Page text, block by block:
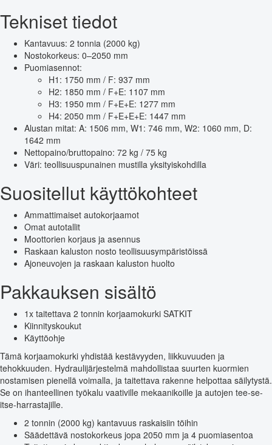
Tekniset tiedot
Kantavuus: 2 tonnia (2000 kg)
Nostokorkeus: 0–2050 mm
Puomiasennot:
H1: 1750 mm / F: 937 mm
H2: 1850 mm / F+E: 1107 mm
H3: 1950 mm / F+E+E: 1277 mm
H4: 2050 mm / F+E+E+E: 1447 mm
Alustan mitat: A: 1506 mm, W1: 746 mm, W2: 1060 mm, D:
1642 mm
Nettopaino/bruttopaino: 72 kg / 75 kg
Väri: teollisuuspunainen mustilla yksityiskohdilla
Suositellut käyttökohteet
Ammattimaiset autokorjaamot
Omat autotallit
Moottorien korjaus ja asennus
Raskaan kaluston nosto teollisuusympäristöissä
Ajoneuvojen ja raskaan kaluston huolto
Pakkauksen sisältö
1x taitettava 2 tonnin korjaamokurki SATKIT
Kiinnityskoukut
Käyttöohje
Tämä korjaamokurki yhdistää kestävyyden, liikkuvuuden ja
tehokkuuden. Hydraulijärjestelmä mahdollistaa suurten kuormien
nostamisen pienellä voimalla, ja taitettava rakenne helpottaa säilytystä.
Se on ihanteellinen työkalu vaativille mekaanikoille ja autojen tee-se-
itse-harrastajille.
2 tonnin (2000 kg) kantavuus raskaisiin töihin
Säädettävä nostokorkeus jopa 2050 mm ja 4 puomiasentoa